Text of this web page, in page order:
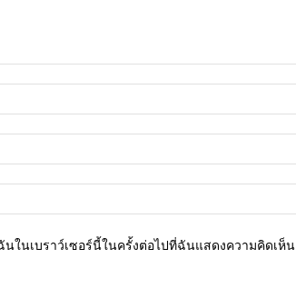
ในเบราว์เซอร์นี้ในครั้งต่อไปที่ฉันแสดงความคิดเห็น